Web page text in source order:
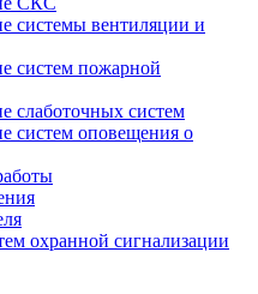
системы вентиляции и
систем пожарной
слаботочных систем
систем оповещения о
охранной сигнализации